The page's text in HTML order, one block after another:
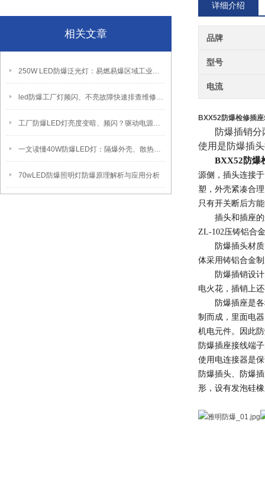
相关文章
250W LED防爆泛光灯：易燃易爆区域工业固定照明装置
led防爆工厂灯频闪、不亮故障快速排查维修方法
工厂防爆LED灯亮度变暗、频闪？驱动电源故障检修方法
一文读懂40W防爆LED灯：隔爆外壳、散热、防爆认证原理
70wLED防爆照明灯防爆原理解析与应用分析
详细介绍
品牌
型号
电流
BXX52防爆检修插
防爆插销
使用是防爆插
BXX52防爆
源侧，插头连接
塑，外壳紧凑合
只有开关断后方
插头和插座
ZL-102压铸铝合
防爆插头材
体采用铸铝合金
防爆插销设
电火花，插销上
防爆插座是
制而成，里面电
机电元件。因此
防爆插座接线端
使用电连接器是
防爆插头、防爆
形，设有发泡硅